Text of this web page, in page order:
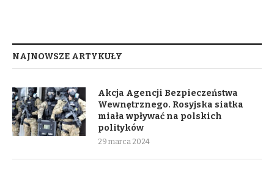
NAJNOWSZE ARTYKUŁY
Akcja Agencji Bezpieczeństwa
Wewnętrznego. Rosyjska siatka
miała wpływać na polskich
polityków
29 marca 2024